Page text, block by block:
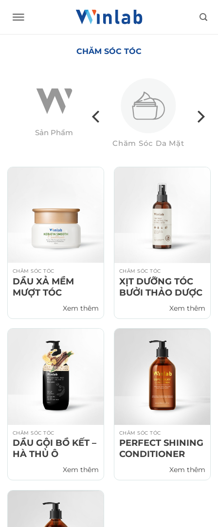
CHĂM SÓC TÓC
Sản Phẩm
Chăm Sóc Da Mặt
CHĂM SÓC TÓC
DẦU XẢ MỀM
MƯỢT TÓC
Xem thêm
CHĂM SÓC TÓC
XỊT DƯỠNG TÓC
BƯỞI THẢO DƯỢC
Xem thêm
CHĂM SÓC TÓC
DẦU GỘI BỒ KẾT –
HÀ THỦ Ô
Xem thêm
CHĂM SÓC TÓC
PERFECT SHINING
CONDITIONER
Xem thêm